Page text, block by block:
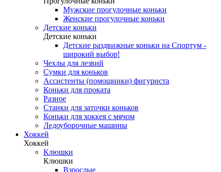
Мужские прогулочные коньки
Женские прогулочные коньки
Детские коньки
Детские коньки
Детские раздвижные коньки на Спортум -
широкий выбор!
Чехлы для лезвий
Сумки для коньков
Ассистенты (помощники) фигуриста
Коньки для проката
Разное
Станки для заточки коньков
Коньки для хоккея с мячом
Ледоуборочные машины
Хоккей
Хоккей
Клюшки
Клюшки
Взрослые